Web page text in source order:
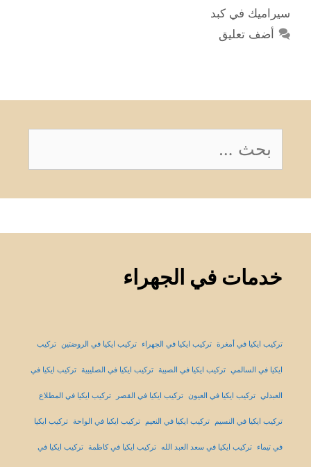
سيراميك في كبد
أضف تعليق
عن:
خدمات في الجهراء
تركيب ايكيا في أمغرة تركيب ايكيا في الجهراء تركيب ايكيا في الروضتين تركيب
ايكيا في السالمي تركيب ايكيا في الصبية تركيب ايكيا في الصليبية تركيب ايكيا في
العبدلي تركيب ايكيا في العيون تركيب ايكيا في القصر تركيب ايكيا في المطلاع
تركيب ايكيا في النسيم تركيب ايكيا في النعيم تركيب ايكيا في الواحة تركيب ايكيا
في تيماء تركيب ايكيا في سعد العبد الله تركيب ايكيا في كاظمة تركيب ايكيا في